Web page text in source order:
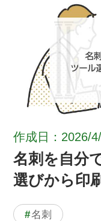
作成日：2026/
名刺を自分
選びから印
#名刺